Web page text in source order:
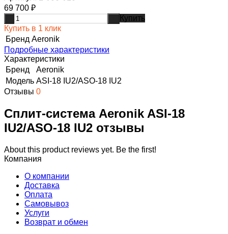
69 700 ₽
Купить
Купить в 1 клик
Бренд Aeronik
Подробные характеристики
Характеристики
Бренд
Aeronik
Модель ASI-18 IU2/ASO-18 IU2
Отзывы 0
Сплит-система Aeronik ASI-18
IU2/ASO-18 IU2 отзывы
About this product reviews yet. Be the first!
Компания
О компании
Доставка
Оплата
Самовывоз
Услуги
Возврат и обмен